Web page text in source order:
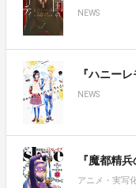
NEWS
『ハニー
NEWS
『魔都精
アニメ・実写